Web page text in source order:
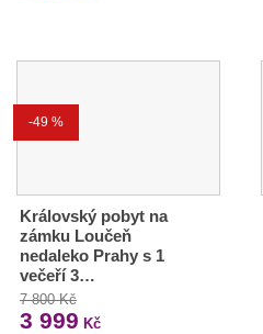
-49 %
Královský pobyt na
zámku Loučeň
nedaleko Prahy s 1
večeří 3…
7 800 Kč
3 999 Kč